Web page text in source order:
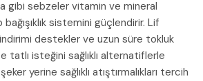
gibi sebzeler vitamin ve mineral
bağışıklık sistemini güçlendirir. Lif
destekler ve uzun süre tokluk
tatlı isteğini sağlıklı alternatiflerle
yerine sağlıklı atıştırmalıkları tercih